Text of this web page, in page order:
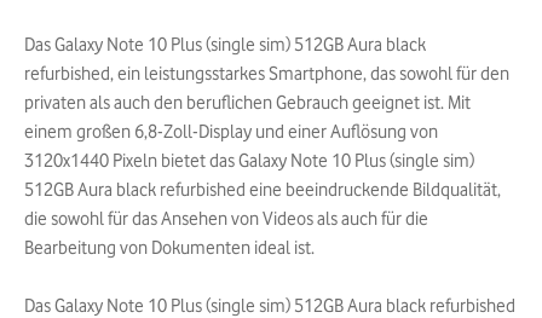
Das Galaxy Note 10 Plus (single sim) 512GB Aura black
refurbished, ein leistungsstarkes Smartphone, das sowohl für den
privaten als auch den beruflichen Gebrauch geeignet ist. Mit
einem großen 6,8-Zoll-Display und einer Auflösung von
3120x1440 Pixeln bietet das Galaxy Note 10 Plus (single sim)
512GB Aura black refurbished eine beeindruckende Bildqualität,
die sowohl für das Ansehen von Videos als auch für die
Bearbeitung von Dokumenten ideal ist.
Das Galaxy Note 10 Plus (single sim) 512GB Aura black refurbished